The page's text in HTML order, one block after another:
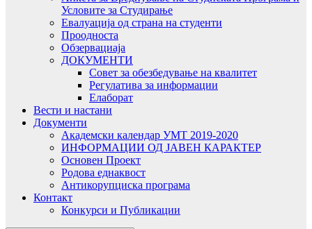
Условите за Студирање
Евалуација од страна на студенти
Проодноста
Обзервациаја
ДОКУМЕНТИ
Совет за обезбедување на квалитет
Регулатива за информации
Елаборат
Вести и настани
Документи
Академски календар УМТ 2019-2020
ИНФОРМАЦИИ ОД ЈАВЕН КАРАКТЕР
Основен Проект
Родова еднаквост
Антикорупциска програма
Контакт
Конкурси и Публикации